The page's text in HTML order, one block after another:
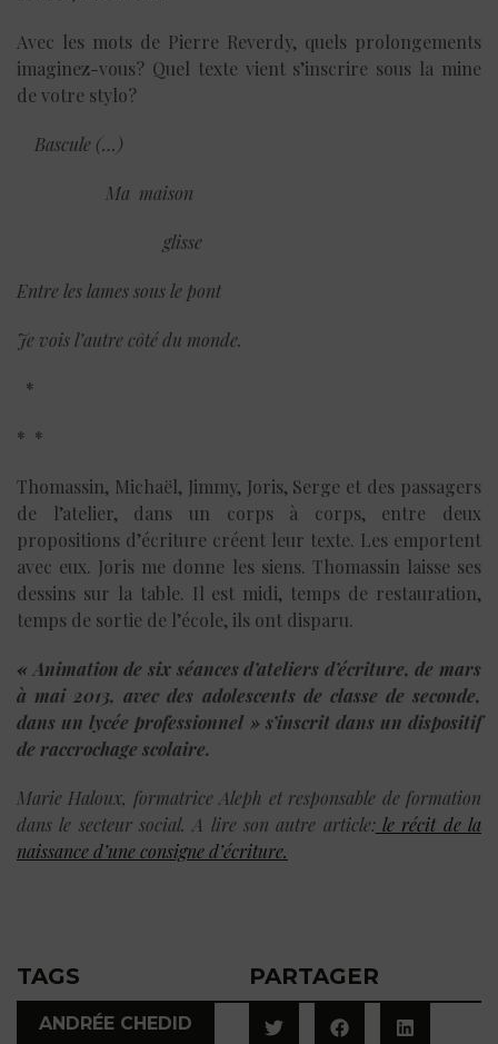
Avec les mots de Pierre Reverdy, quels prolongements
imaginez-vous? Quel texte vient s’inscrire sous la mine
de votre stylo?
Bascule (…)
Ma maison
glisse
Entre les lames sous le pont
Je vois l’autre côté du monde.
*
* *
Thomassin, Michaël, Jimmy, Joris, Serge et des passagers
de l’atelier, dans un corps à corps, entre deux
propositions d’écriture créent leur texte. Les emportent
avec eux. Joris me donne les siens. Thomassin laisse ses
dessins sur la table. Il est midi, temps de restauration,
temps de sortie de l’école, ils ont disparu.
« Animation de six séances d’ateliers d’écriture, de mars
à mai 2013, avec des adolescents de classe de seconde,
dans un lycée professionnel » s’inscrit dans un dispositif
de raccrochage scolaire.
Marie Haloux, formatrice Aleph et responsable de formation
dans le secteur social. A lire son autre article:le récit de la
naissance d’une consigne d’écriture.
TAGS
ANDRÉE CHEDID
PARTAGER